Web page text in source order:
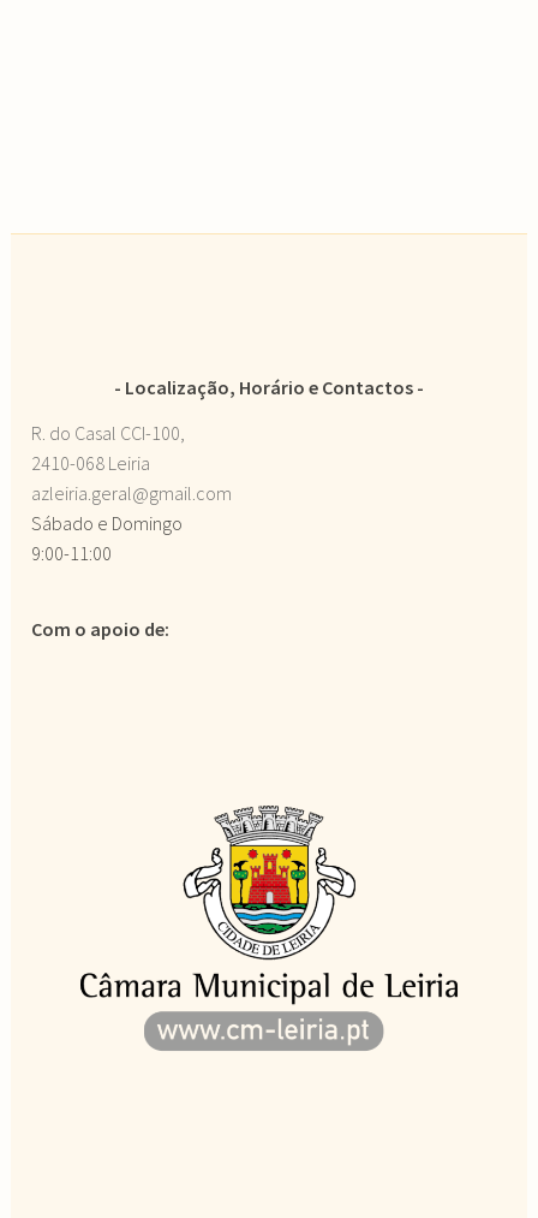
Localização, Horário e Contactos
R. do Casal CCI-100,
2410-068 Leiria
azleiria.geral@gmail.com
Sábado e Domingo
9:00-11:00
Com o apoio de: